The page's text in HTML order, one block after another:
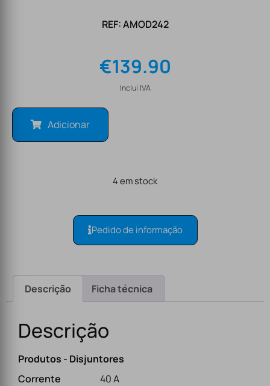
REF: AMOD242
€139.90
Inclui IVA
Adicionar
4 em stock
Pedido de informação
Descrição Ficha técnica
Descrição
Produtos - Disjuntores
Corrente
40 A